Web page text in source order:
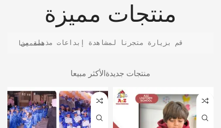
منتجات مميزة
قم بزيارة متجرنا لمشاهدة إبداعات مذهلة من مصممينا
منتجات جديدة الأكثر مبيعا